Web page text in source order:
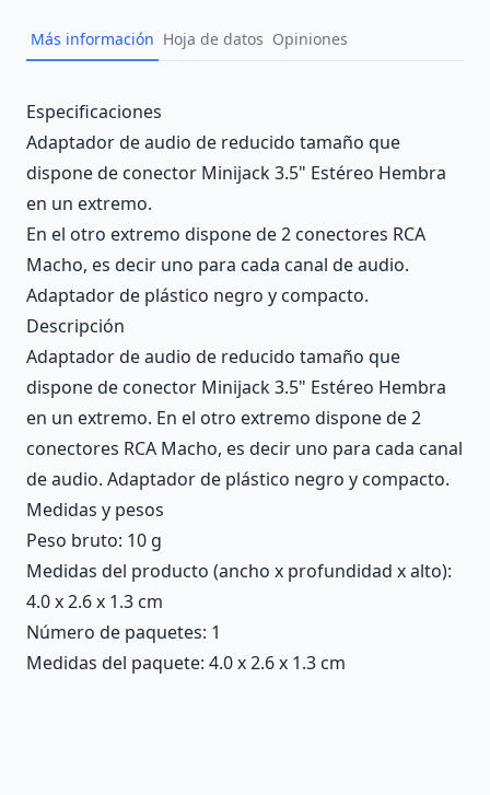
Más información Hoja de datos Opiniones
Description
Especificaciones
Adaptador de audio de reducido tamaño que
dispone de conector Minijack 3.5" Estéreo Hembra
en un extremo.
En el otro extremo dispone de 2 conectores RCA
Macho, es decir uno para cada canal de audio.
Adaptador de plástico negro y compacto.
Descripción
Adaptador de audio de reducido tamaño que
dispone de conector Minijack 3.5" Estéreo Hembra
en un extremo. En el otro extremo dispone de 2
conectores RCA Macho, es decir uno para cada canal
de audio. Adaptador de plástico negro y compacto.
Medidas y pesos
Peso bruto: 10 g
Medidas del producto (ancho x profundidad x alto):
4.0 x 2.6 x 1.3 cm
Número de paquetes: 1
Medidas del paquete: 4.0 x 2.6 x 1.3 cm